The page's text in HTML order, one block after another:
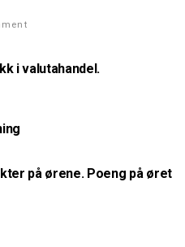
i valutahandel.
på ørene. Poeng på øret